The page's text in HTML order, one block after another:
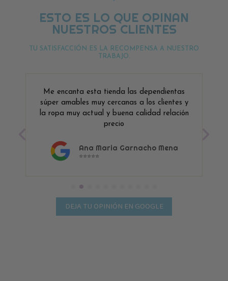
ESTO ES LO QUE OPINAN
NUESTROS CLIENTES
TU SATISFACCIÓN ES LA RECOMPENSA A NUESTRO
TRABAJO.
Me encanta esta tienda las dependientas
súper amables muy cercanas a los clientes y
la ropa muy actual y buena calidad relación
precio
Ana Maria Garnacho Mena
⭐⭐⭐⭐⭐
DEJA TU OPINIÓN EN GOOGLE